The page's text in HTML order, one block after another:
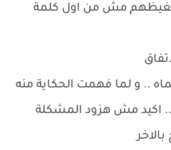
نغيظهم مش من اول كلمة
.. و لما فهمت الحكاية منه
اكيد مش هزود المشكلة